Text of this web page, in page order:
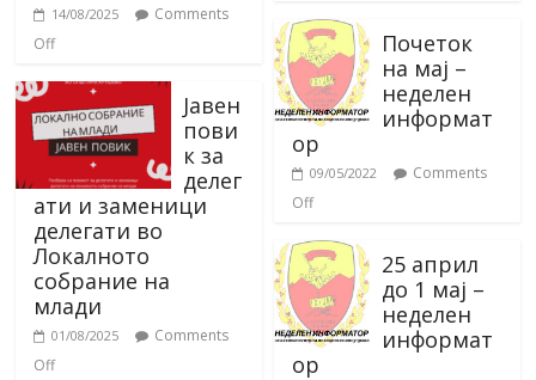
14/08/2025
Comments
Off
Јавен
пови
к за
делег
ати и заменици
делегати во
Локалното
собрание на
млади
01/08/2025
Comments
Off
Почеток
на мај –
неделен
информат
ор
09/05/2022
Comments
Off
25 април
до 1 мај –
неделен
информат
ор